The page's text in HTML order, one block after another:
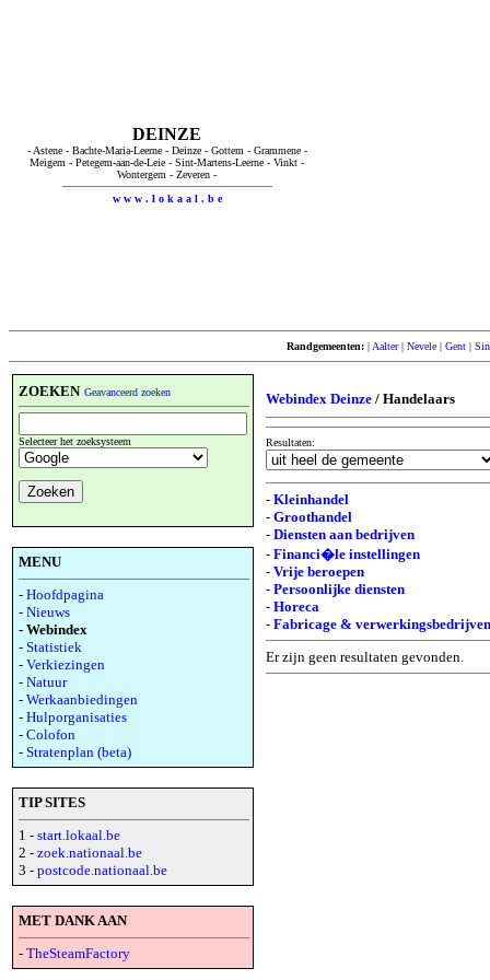
DEINZE
- Astene - Bachte-Maria-Leerne - Deinze - Gottem - Grammene -
Meigem - Petegem-aan-de-Leie - Sint-Martens-Leerne - Vinkt -
Wontergem - Zeveren -
w w w . l o k a a l . b e
Randgemeenten: | Aalter|Nevele |Gent |
ZOEKEN Geavanceerd zoeken
Selecteer het zoeksysteem
MENU
- Hoofdpagina
- Nieuws
- Webindex
- Statistiek
- Verkiezingen
- Natuur
- Werkaanbiedingen
- Hulporganisaties
- Colofon
- Stratenplan (beta)
TIP SITES
1 - start.lokaal.be
2 - zoek.nationaal.be
3 - postcode.nationaal.be
MET DANK AAN
- TheSteamFactory
Webindex Deinze / Handelaars
Resultaten:
- Kleinhandel
- Groothandel
- Diensten aan bedrijven
- Financi�le instellingen
- Vrije beroepen
- Persoonlijke diensten
- Horeca
- Fabricage & verwerkingsbedrijven
Er zijn geen resultaten gevonden.